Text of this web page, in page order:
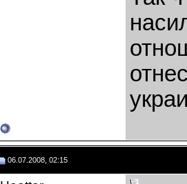
06.07.2008, 02:15